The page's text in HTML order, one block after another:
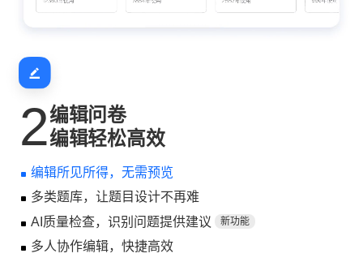
2编辑问卷
编辑轻松高效
编辑所见所得，无需预览
多类题库，让题目设计不再难
AI质量检查，识别问题提供建议
新功能
多人协作编辑，快捷高效